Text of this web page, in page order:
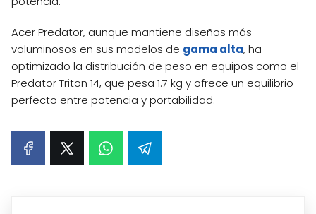
Acer Predator, aunque mantiene diseños más
voluminosos en sus modelos de gama alta, ha
optimizado la distribución de peso en equipos como el
Predator Triton 14, que pesa 1.7 kg y ofrece un equilibrio
perfecto entre potencia y portabilidad.